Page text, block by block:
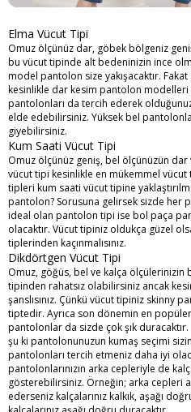
Elma Vücut Tipi
Omuz ölçünüz dar, göbek bölgeniz
bu vücut tipinde alt bedeninizin ince
model pantolon size yakışacaktır.
kesinlikle dar kesim pantolon modelleri
pantolonları da tercih ederek
elde edebilirsiniz. Yüksek bel
giyebilirsiniz.
Kum Saati Vücut Tipi
Omuz ölçünüz geniş, bel ölçünüzün
vücut tipi kesinlikle en mükemmel
tipleri kum saati vücut tipine
pantolon? Sorusuna gelirsek sizde her
ideal olan pantolon tipi ise bol paça
olacaktır. Vücut tipiniz oldukça güzel
tiplerinden kaçınmalısınız.
Dikdörtgen Vücut Tipi
Omuz, göğüs, bel ve kalça ölçülerinizin
tipinden rahatsız olabilirsiniz ancak
şanslısınız. Çünkü vücut tipiniz skinny
tiptedir. Ayrıca son dönemin en
pantolonlar da sizde çok şık
şu ki pantolonunuzun kumaş seçimi
pantolonları tercih etmeniz daha iyi
pantolonlarınızın arka cepleriyle de
gösterebilirsiniz. Örneğin; arka cepleri
ederseniz kalçalarınız kalkık, aşağı